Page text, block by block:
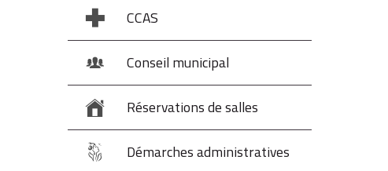
CCAS
Conseil municipal
Réservations de salles
Démarches administratives